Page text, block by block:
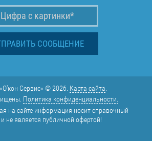
Сервис» © 2026. Карта сайта
Политика конфиденциальности.
на сайте информация носит справочный
и не является публичной офертой!